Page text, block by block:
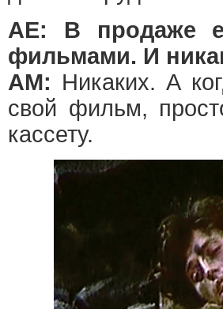
АЕ: В продаже
фильмами. И
АМ: Никаких. А
свой фильм,
кассету.